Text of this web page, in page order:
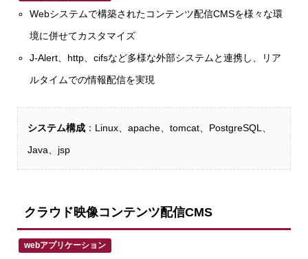
Webシステムで構築されたコンテンツ配信CMSを様々な環
境に併せてカスタマイズ
J-Alert、http、cifsなど多様な外部システムと連携し、リア
ルタイムでの情報配信を実現
システム構成 ：Linux、apache、tomcat、PostgreSQL、
Java、jsp
クラウド映像コンテンツ配信CMS
webアプリケーション